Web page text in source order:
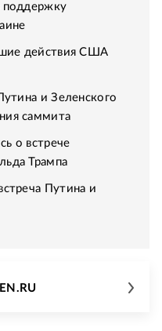
поддержку
действия США
и Зеленского
саммита
о встрече
Трампа
Путина и